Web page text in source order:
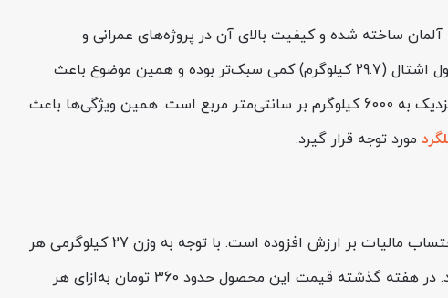
میلگرد 20 راد همدان از نوع آجدار A3 بوده و با آج‌های جناقی تولید می‌شود. این محصول براساس استاندارد ملی 3132 و DIN آلمان ساخته شده و کیفیت بالای آن در پروژه‌های عمرانی و
ساختمانی ثابت شده است. وزن هر شاخه 12 متری از میلگرد راد همدان A3 سایز 20 حدود 27 کیلوگرم است که نسبت به جدول اشتال (29.7 کیلوگرم) کمی سبک‌تر بوده و همین موضوع باعث
صرفه‌جویی در هزینه خرید می‌شود. مقاومت تسلیم این میلگرد حدود 4000 کیلوگرم بر سانتی‌متر مربع و مقاومت کششی آن نزدیک به 6000 کیلوگرم بر سانتی‌متر مربع است. همین ویژگی‌ها باعث
مورد توجه قرار گیرد.
قیمت میلگرد 20 همدان امروز مورخ 17 مرداد 1405 به‌ازای هر کیلوگرم 67,370 تومان بدون مالیات و حدود 74,107 تومان با احتساب مالیات بر ارزش افزوده است. با توجه به وزن 27 کیلوگرمی هر
شاخه، قیمت میلگرد 20 راد همدان برای هر شاخه تقریباً 1,818,990 تومان بدون مالیات و 2,000,889 تومان با مالیات خواهد بود. در هفته گذشته قیمت این محصول حدود 360 تومان به‌ازای هر